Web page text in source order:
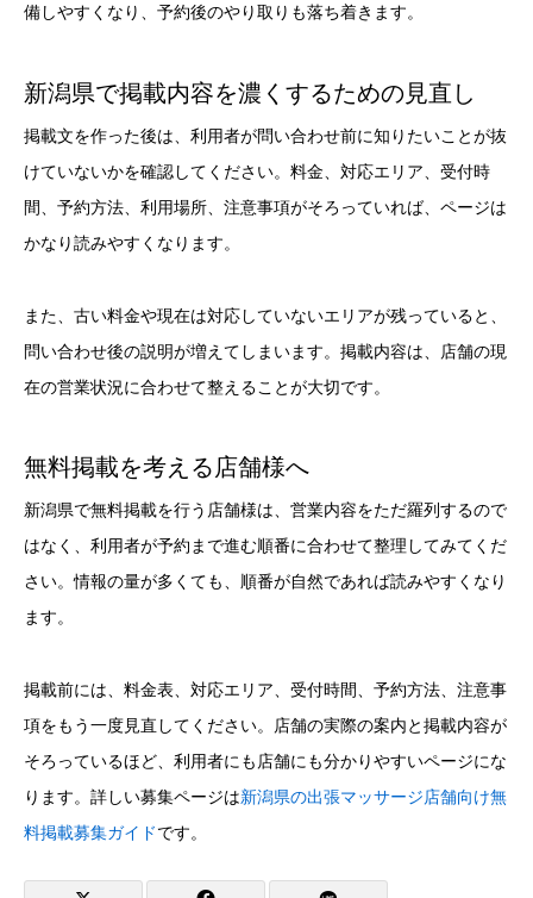
備しやすくなり、予約後のやり取りも落ち着きます。
新潟県で掲載内容を濃くするための見直し
掲載文を作った後は、利用者が問い合わせ前に知りたいことが抜
けていないかを確認してください。料金、対応エリア、受付時
間、予約方法、利用場所、注意事項がそろっていれば、ページは
かなり読みやすくなります。
また、古い料金や現在は対応していないエリアが残っていると、
問い合わせ後の説明が増えてしまいます。掲載内容は、店舗の現
在の営業状況に合わせて整えることが大切です。
無料掲載を考える店舗様へ
新潟県で無料掲載を行う店舗様は、営業内容をただ羅列するので
はなく、利用者が予約まで進む順番に合わせて整理してみてくだ
さい。情報の量が多くても、順番が自然であれば読みやすくなり
ます。
掲載前には、料金表、対応エリア、受付時間、予約方法、注意事
項をもう一度見直してください。店舗の実際の案内と掲載内容が
そろっているほど、利用者にも店舗にも分かりやすいページにな
ります。詳しい募集ページは新潟県の出張マッサージ店舗向け無
料掲載募集ガイド です。